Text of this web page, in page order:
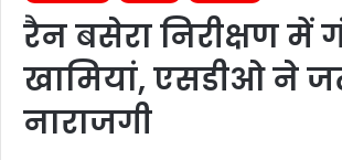
रैन बसेरा निरीक्षण में
खामियां, एसडीओ ने
नाराजगी